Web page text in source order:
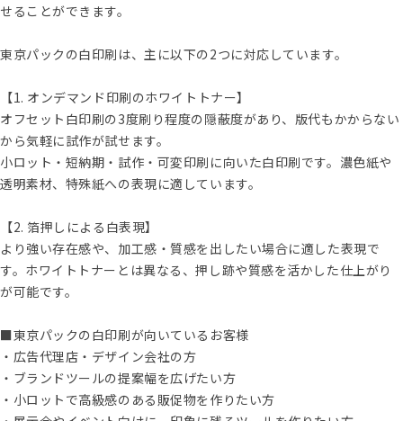
せることができます。
東京パックの白印刷は、主に以下の2つに対応しています。
【1. オンデマンド印刷のホワイトトナー】
オフセット白印刷の3度刷り程度の隠蔽度があり、版代もかからない
から気軽に試作が試せます。
小ロット・短納期・試作・可変印刷に向いた白印刷です。濃色紙や
透明素材、特殊紙への表現に適しています。
【2. 箔押しによる白表現】
より強い存在感や、加工感・質感を出したい場合に適した表現で
す。ホワイトトナーとは異なる、押し跡や質感を活かした仕上がり
が可能です。
■東京パックの白印刷が向いているお客様
・広告代理店・デザイン会社の方
・ブランドツールの提案幅を広げたい方
・小ロットで高級感のある販促物を作りたい方